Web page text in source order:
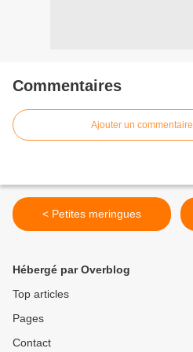
Commentaires
Ajouter un commentaire
< Petites meringues
Hébergé par Overblog
Top articles
Pages
Contact